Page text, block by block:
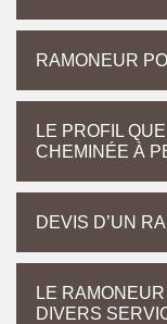
RAMONEUR
LE PROFIL
CHEMINÉE À
DEVIS D’UN
LE
DIVERS